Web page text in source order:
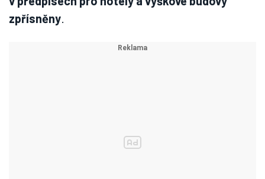
POHŘEB MILANA KNÍŽÁKA